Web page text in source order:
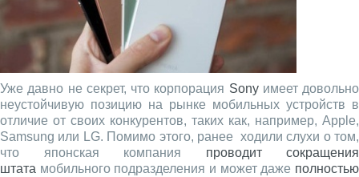
Уже давно не секрет, что корпорация Sonyимеет довольно
неустойчивую позицию на рынке мобильных устройств в
отличие от своих конкурентов, таких как, например, Apple,
Samsung или LG. Помимо этого, ранее ходили слухи о том,
что японская компания проводит сокращения
штата мобильного подразделения и может даже полностью